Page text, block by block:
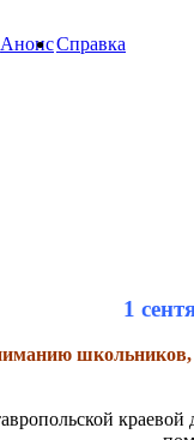
АнонсСправка
1
школьников,